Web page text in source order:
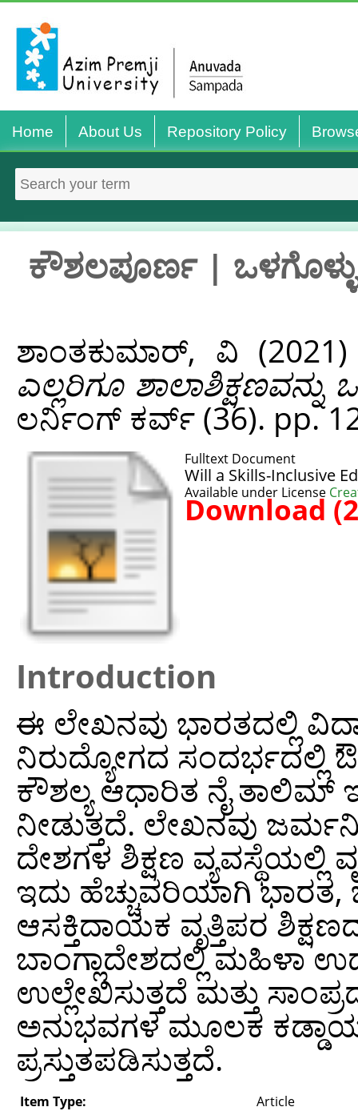
Home About Us Repository Policy
ಕೌಶಲಪೂರ್ಣ |
ಶಾಂತಕುಮಾರ್, ವಿ
ಎಲ್ಲರಿಗೂ ಶಾಲಾಶಿಕ್ಷಣವನ್ನು
ಲರ್ನಿಂಗ್ ಕರ್ವ್ (36). pp.
Fulltext Document
Will a Skills-Inclusive
Available under License
Download
Introduction
ಈ ಲೇಖನವು ಭಾರತದಲ್ಲಿ
ನಿರುದ್ಯೋಗದ ಸಂದರ್ಭದಲ್ಲಿ
ಕೌಶಲ್ಯ ಆಧಾರಿತ ನೈ ತಾಲಿಮ್
ನೀಡುತ್ತದೆ. ಲೇಖನವು
ದೇಶಗಳ ಶಿಕ್ಷಣ ವ್ಯವಸ್ಥೆಯಲ್ಲಿ
ಇದು ಹೆಚ್ಚುವರಿಯಾಗಿ ಭಾರತ,
ಆಸಕ್ತಿದಾಯಕ ವೃತ್ತಿಪರ
ಬಾಂಗ್ಲಾದೇಶದಲ್ಲಿ ಮಹಿಳಾ
ಉಲ್ಲೇಖಿಸುತ್ತದೆ ಮತ್ತು
ಅನುಭವಗಳ ಮೂಲಕ ಕಡ್ಡಾಯ
ಪ್ರಸ್ತುತಪಡಿಸುತ್ತದೆ.
Item Type:
Article